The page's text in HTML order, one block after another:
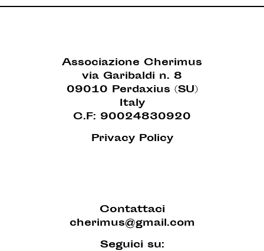
Associazione Cherimus
via Garibaldi n. 8
09010 Perdaxius (SU)
Italy
C.F: 90024830920
Privacy Policy
Contattaci
cherimus@gmail.com
Seguici su: